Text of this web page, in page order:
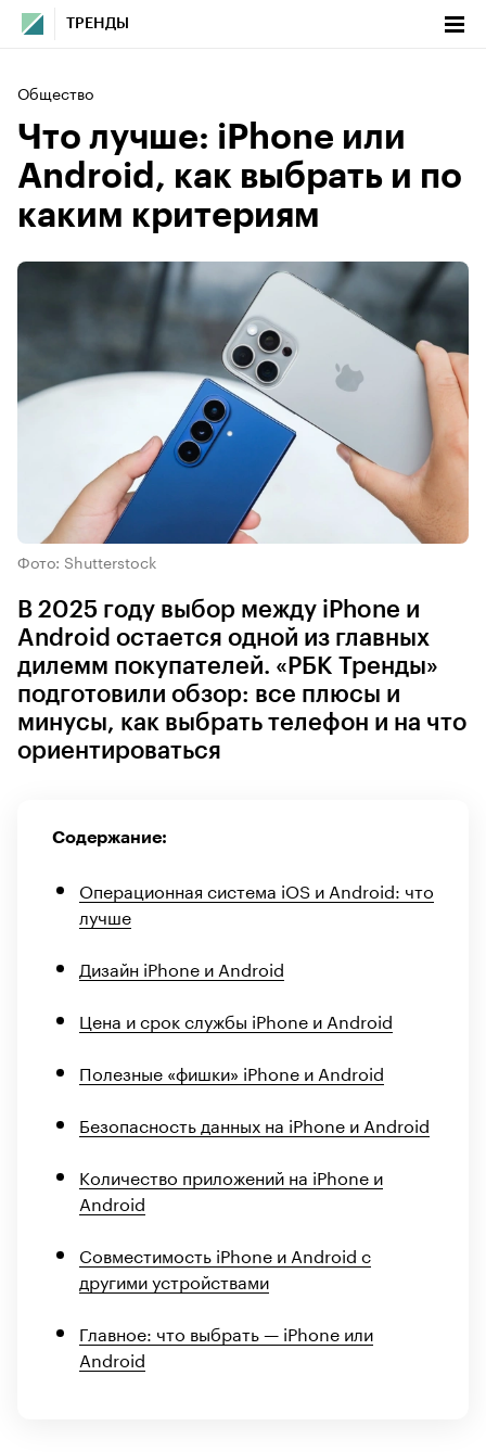
ТРЕНДЫ
Общество
Что лучше: iPhone или
Android, как выбрать и по
каким критериям
Фото: Shutterstock
В 2025 году выбор между iPhone и
Android остается одной из главных
дилемм покупателей. «РБК Тренды»
подготовили обзор: все плюсы и
минусы, как выбрать телефон и на что
ориентироваться
Содержание:
Операционная система iOS и Android: что
лучше
Дизайн iPhone и Android
Цена и срок службы iPhone и Android
Полезные «фишки» iPhone и Android
Безопасность данных на iPhone и Android
Количество приложений на iPhone и
Android
Совместимость iPhone и Android с
другими устройствами
Главное: что выбрать — iPhone или
Android